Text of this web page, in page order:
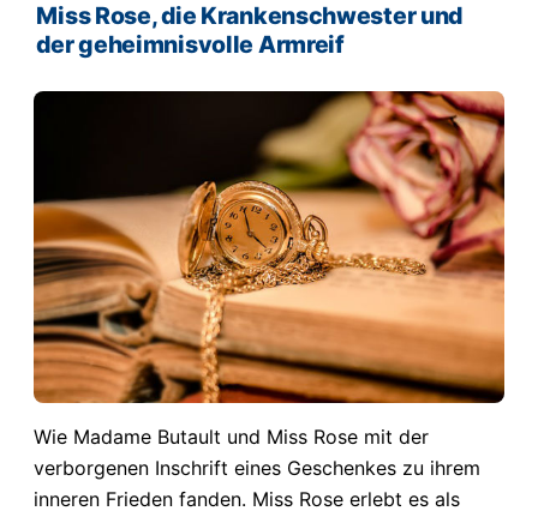
Miss Rose, die Krankenschwester und
der geheimnisvolle Armreif
Wie Madame Butault und Miss Rose mit der
verborgenen Inschrift eines Geschenkes zu ihrem
inneren Frieden fanden. Miss Rose erlebt es als